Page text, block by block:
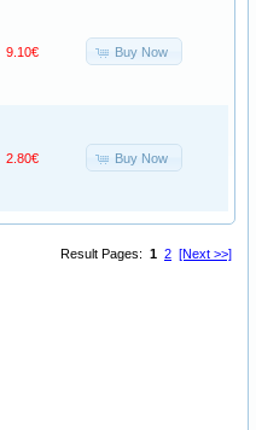
9.10€ Buy Now
2.80€ Buy Now
Result Pages: 1 2 [Next >>]